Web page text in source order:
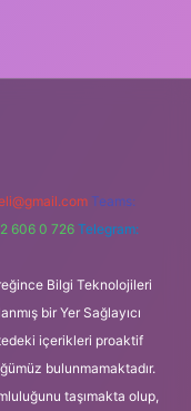
Teams:
606 0 726 Telegram:
Bilgi Teknolojileri
bir Yer Sağlayıcı
içerikleri proaktif
bulunmamaktadır.
taşımakta olup,